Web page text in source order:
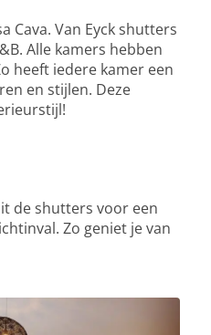
Cava. Van Eyck shutters
Alle kamers hebben
heeft iedere kamer een
en stijlen. Deze
de shutters voor een
Zo geniet je van